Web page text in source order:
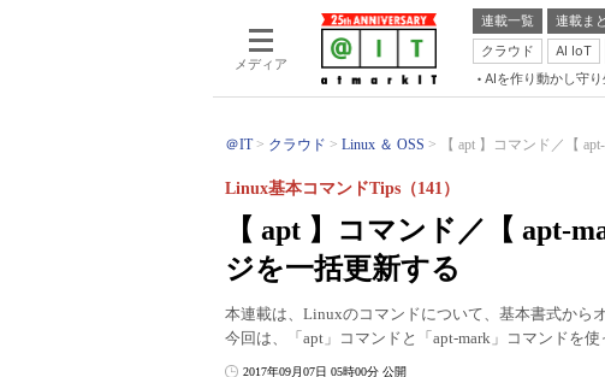
メディア
連載一覧 連載ま
クラウド
AI IoT
AIを作り動かし守
＠IT クラウド Linux ＆ OSS 【 apt 】コマンド／【
【 apt 】コマンド／【
ジを一括更新する
Linux基本コマンドTips（141）
本連載は、Linuxのコマンドについて、基本書式から
今回は、「apt」コマンドと「apt-mark」コマンドを
2017年09月07日 05時00分 公開